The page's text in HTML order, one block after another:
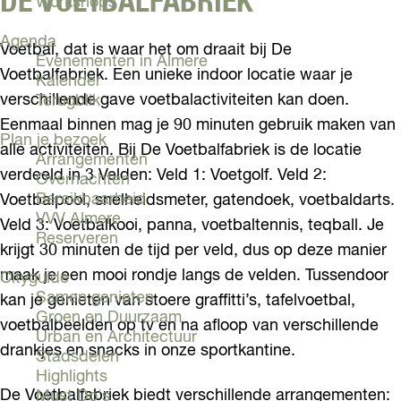
Agenda
Evenementen in Almere
Kalender
Terugblik
Plan je bezoek
Arrangementen
Overnachten
Bereikbaarheid
VVV Almere
Reserveren
Cityguide
Samen genieten
Groen en Duurzaam
Urban en Architectuur
Stadsdelen
Highlights
Must Do's
Voetbal, dat is waar het om draait bij De
Voetbalfabriek. Een unieke indoor locatie waar je
verschillende gave voetbalactiviteiten kan doen.
Eenmaal binnen mag je 90 minuten gebruik maken van
alle activiteiten. Bij De Voetbalfabriek is de locatie
verdeeld in 3 Velden: Veld 1: Voetgolf. Veld 2:
Voetbalpool, snelheidsmeter, gatendoek, voetbaldarts.
Veld 3: Voetbalkooi, panna, voetbaltennis, teqball. Je
krijgt 30 minuten de tijd per veld, dus op deze manier
maak je een mooi rondje langs de velden. Tussendoor
kan je genieten van stoere graffitti’s, tafelvoetbal,
voetbalbeelden op tv en na afloop van verschillende
drankjes en snacks in onze sportkantine.
De Voetbalfabriek biedt verschillende arrangementen: